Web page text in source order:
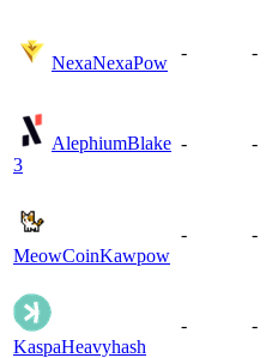
NexaNexaPow
- -
AlephiumBlake
3
- -
MeowCoinKawpow
- -
KaspaHeavyhash
- -